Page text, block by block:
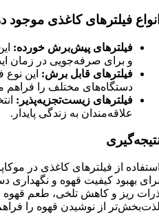
فیلترهای کاغذی موجود در
فیلترهای پیش‌برش خورده:
و برای صرفه‌جویی در زمان
فیلترهای قابل برش: این نوع
دستگاه‌های مختلف را فراهم
فیلترهای زیست‌تجزیه‌پذیر:
علاقه‌مندان به زندگی پایدار.
از فیلترهای کاغذی در
بهبود کیفیت قهوه و نگهداری
ریز و کاهش تلخی، طعم قهوه
از نوشیدن قهوه را